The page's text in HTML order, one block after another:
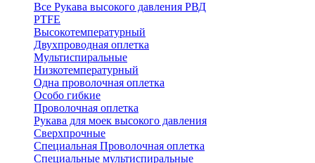
Все Рукава высокого давления РВД
PTFE
Высокотемпературный
Двухпроводная оплетка
Мультиспиральные
Низкотемпературный
Одна проволочная оплетка
Особо гибкие
Проволочная оплетка
Рукава для моек высокого давления
Сверхпрочные
Специальная Проволочная оплетка
Специальные мультиспиральные